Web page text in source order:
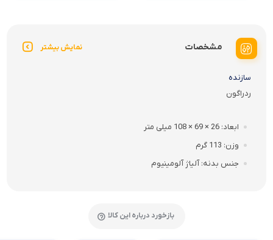
مشخصات نمایش بیشتر
سازنده
ردراگون
ابعاد 26 × 69 × 108 میلی متر
وزن 113 گرم
جنس بدنه آلیاژ آلومینیوم
بازخورد درباره این کالا